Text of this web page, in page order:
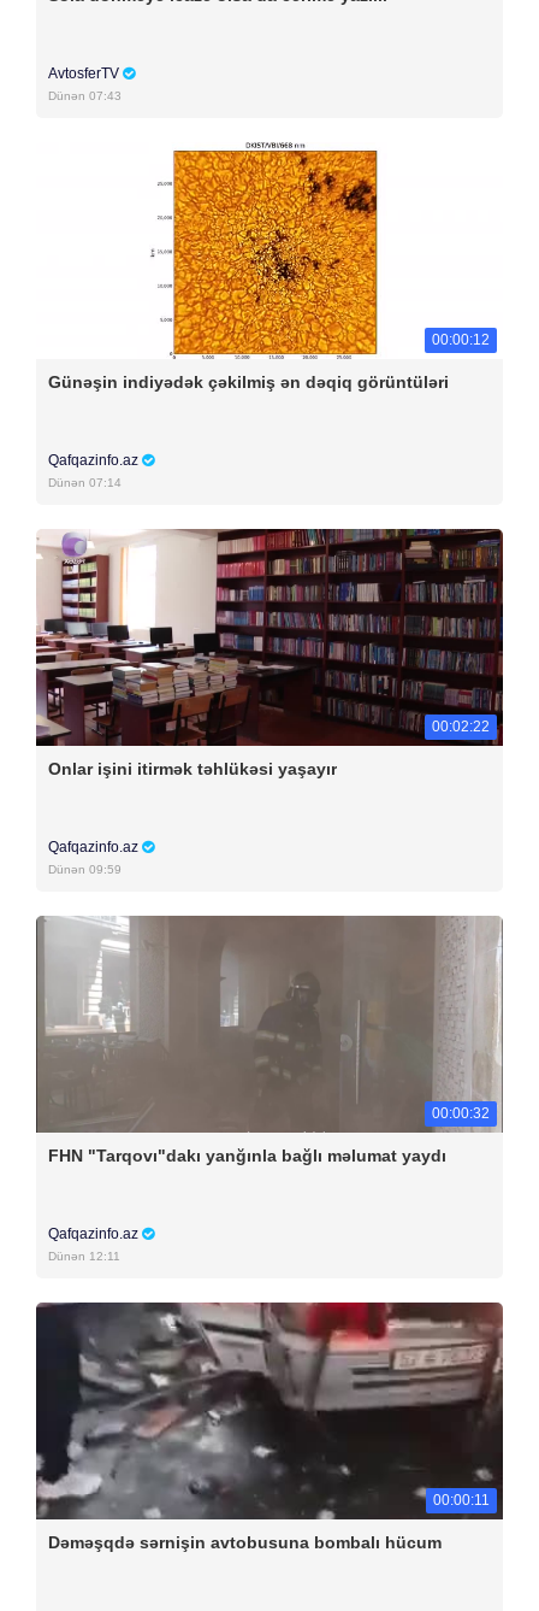
AvtosferTV
Dünən 07:43
00:00:12
Günəşin indiyədək çəkilmiş ən dəqiq görüntüləri
Qafqazinfo.az
Dünən 07:14
00:02:22
Onlar işini itirmək təhlükəsi yaşayır
Qafqazinfo.az
Dünən 09:59
00:00:32
FHN "Tarqovı"dakı yanğınla bağlı məlumat yaydı
Qafqazinfo.az
Dünən 12:11
00:00:11
Dəməşqdə sərnişin avtobusuna bombalı hücum